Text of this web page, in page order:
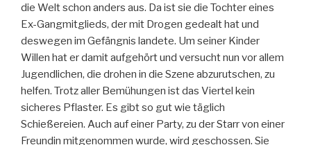
die Welt schon anders aus. Da ist sie die Tochter eines
Ex-Gangmitglieds, der mit Drogen gedealt hat und
deswegen im Gefängnis landete. Um seiner Kinder
Willen hat er damit aufgehört und versucht nun vor allem
Jugendlichen, die drohen in die Szene abzurutschen, zu
helfen. Trotz aller Bemühungen ist das Viertel kein
sicheres Pflaster. Es gibt so gut wie täglich
Schießereien. Auch auf einer Party, zu der Starr von einer
Freundin mitgenommen wurde, wird geschossen. Sie